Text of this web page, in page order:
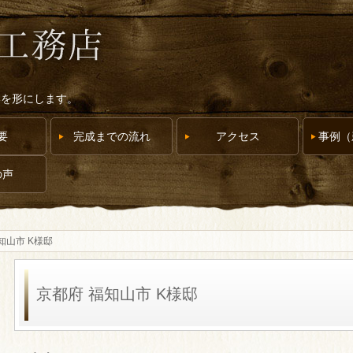
形にします。
完成までの流れ アクセス 事例
山市 K様邸
京都府 福知山市 K様邸